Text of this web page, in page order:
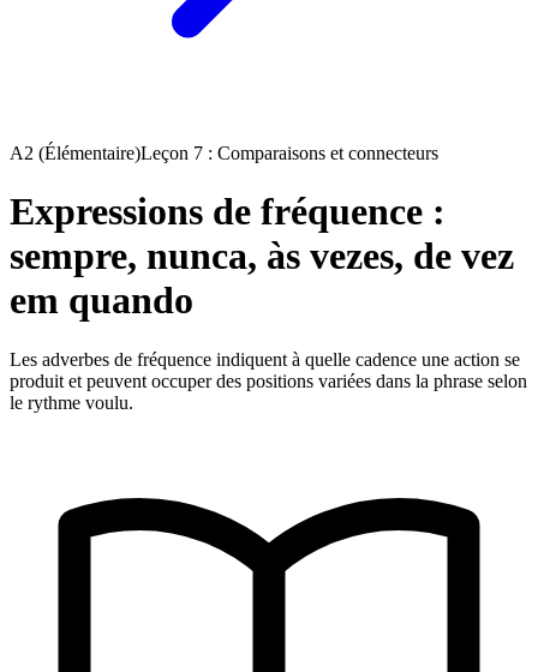
A2 (Élémentaire)Leçon 7 : Comparaisons et connecteurs
Expressions de fréquence :
sempre, nunca, às vezes, de vez
em quando
Les adverbes de fréquence indiquent à quelle cadence une action se
produit et peuvent occuper des positions variées dans la phrase selon
le rythme voulu.